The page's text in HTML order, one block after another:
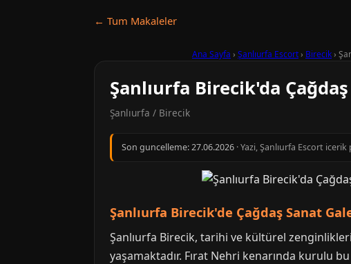
← Tum Makaleler
Ana Sayfa › Şanlıurfa Escort› Birecik›
Şanlıurfa Birecik'da
Şanlıurfa / Birecik
Son guncelleme:27.06.2026 · Yazi, Şanlıurfa Escort
Şanlıurfa Birecik'de Çağdaş Sanat
Şanlıurfa Birecik, tarihi ve kültürel
yaşamaktadır. Fırat Nehri kenarında kurulu